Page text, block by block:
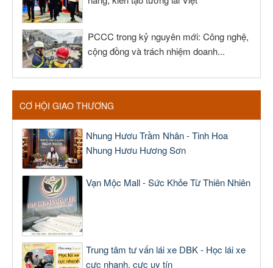
PCCC trong kỷ nguyên mới: Công nghệ,
cộng đồng và trách nhiệm doanh...
CƠ HỘI GIAO THƯƠNG
Nhung Hươu Trầm Nhân - Tinh Hoa
Nhung Hươu Hương Sơn
Vạn Mộc Mall - Sức Khỏe Từ Thiên Nhiên
Trung tâm tư vấn lái xe DBK - Học lái xe
cực nhanh, cực uy tín